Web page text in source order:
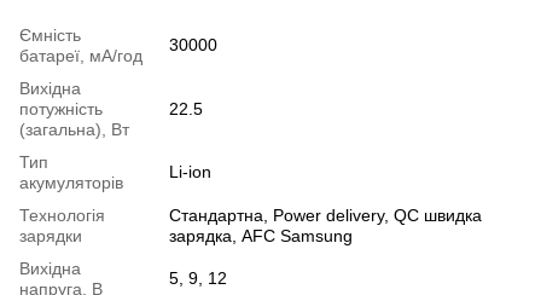
Ємність
батареї, мА/год
30000
Вихідна
потужність
(загальна), Вт
22.5
Тип
акумуляторів
Li-ion
Технологія
зарядки
Стандартна, Power delivery, QC швидка
зарядка, AFC Samsung
Вихідна
напруга, В
5, 9, 12